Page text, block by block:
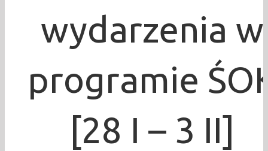
wydarzenia w
programie
[28 I – 3 II]